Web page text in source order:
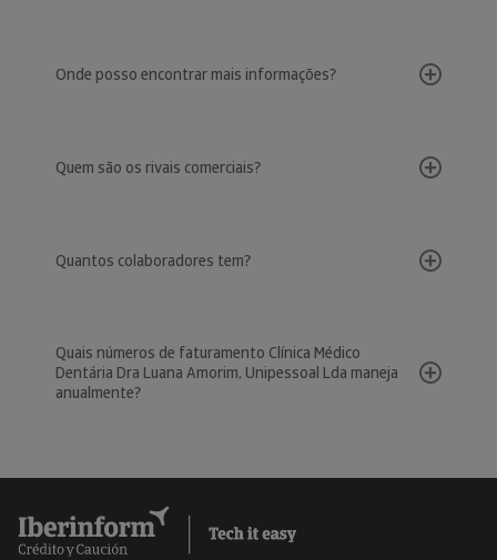
Onde posso encontrar mais informações?
Quem são os rivais comerciais?
Quantos colaboradores tem?
Quais números de faturamento Clínica Médico
Dentária Dra Luana Amorim, Unipessoal Lda maneja
anualmente?